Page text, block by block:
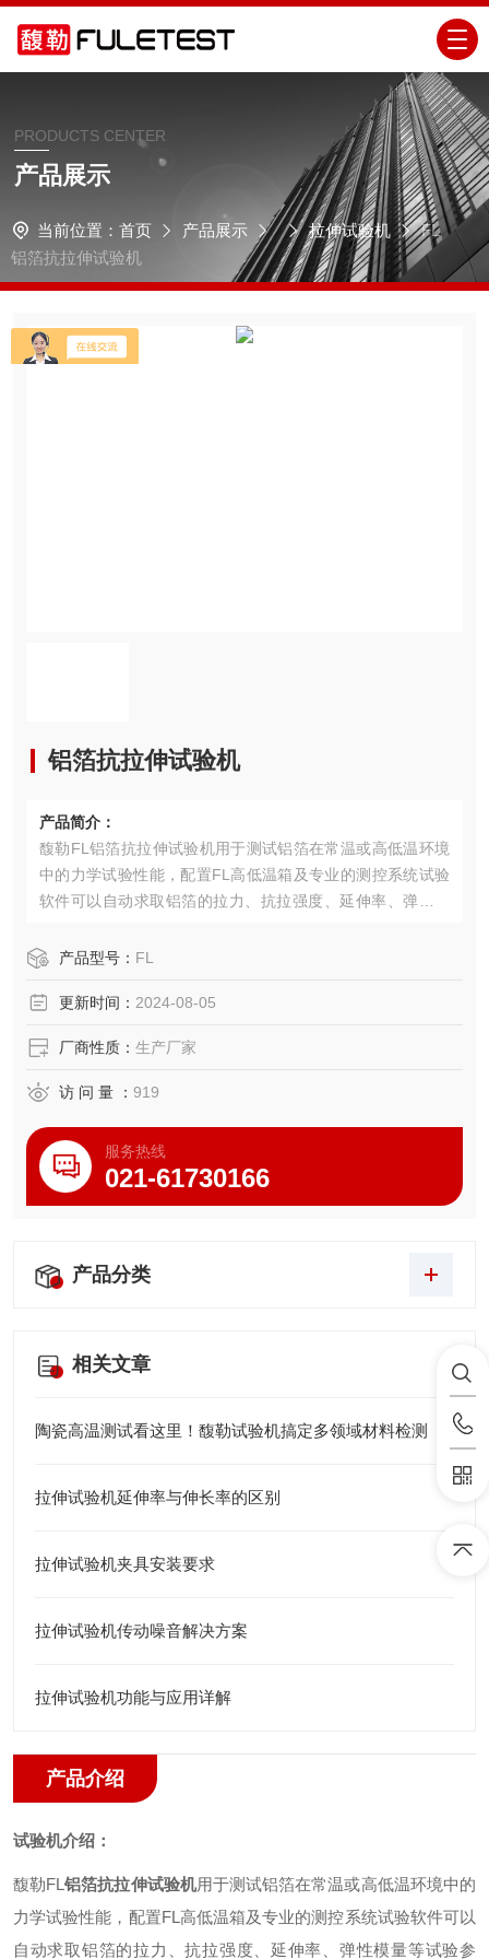
PRODUCTS CENTER
产品展示
当前位置： 首页 产品展示 拉伸试验机
FL
铝箔抗拉伸试验机
铝箔抗拉伸试验机
产品简介：
馥勒FL铝箔抗拉伸试验机用于测试铝箔在常温或高低温环境
中的力学试验性能，配置FL高低温箱及专业的测控系统试验
软件可以自动求取铝箔的拉力、抗拉强度、延伸率、弹性模
产品型号： FL
更新时间： 2024-08-05
厂商性质： 生产厂家
访 问 量 ： 919
服务热线
021-61730166
产品分类
相关文章
陶瓷高温测试看这里！馥勒试验机搞定多领域材料检测
拉伸试验机延伸率与伸长率的区别
拉伸试验机夹具安装要求
拉伸试验机传动噪音解决方案
拉伸试验机功能与应用详解
产品介绍
试验机介绍 ：
馥勒FL铝箔抗拉伸试验机用于测试铝箔在常温或高低温环境中的
力学试验性能 ， 配置FL 高低温箱及专业的测控系统试验软件可以
自动求取铝箔的拉力、抗拉强度、延伸率、弹性模量等试验参